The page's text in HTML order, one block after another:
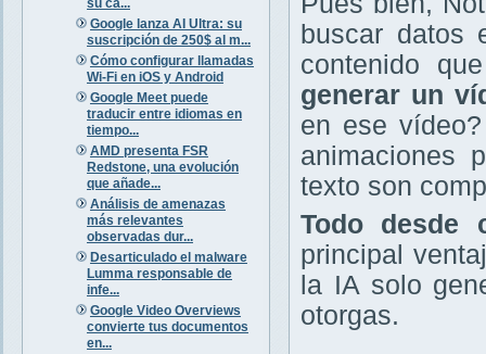
Google lanza AI Ultra: su
suscripción de 250$ al m...
Cómo configurar llamadas
Wi-Fi en iOS y Android
Google Meet puede
traducir entre idiomas en
tiempo...
AMD presenta FSR
Redstone, una evolución
que añade...
Análisis de amenazas
más relevantes
observadas dur...
Desarticulado el malware
Lumma responsable de
infe...
Google Video Overviews
convierte tus documentos
en...
buscar datos
contenido
generar un
en ese
animaciones
texto son
Todo desde
principal
la IA solo
otorgas.